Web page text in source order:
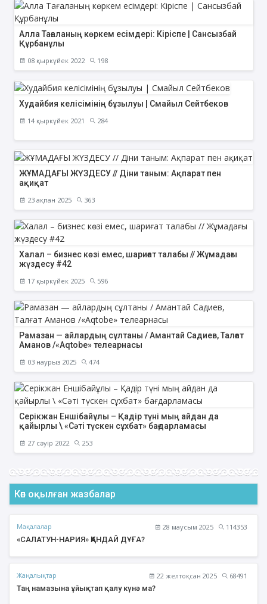
Алла Тағаланың көркем есімдері: Кіріспе | Сансызбай
Құрбанұлы
08 қыркүйек 2022 198
Худайбия келісімінің бұзылуы | Смайыл Сейтбеков
14 қыркүйек 2021 284
ЖҰМАДАҒЫ ЖҮЗДЕСУ // Діни таным: Ақпарат пен
ақиқат
23 ақпан 2025 363
Халал – бизнес көзі емес, шариғат талабы // Жұмадағы
жүздесу #42
17 қыркүйек 2025 596
Рамазан — айлардың сұлтаны / Амантай Садиев, Талғат
Аманов /«Аqtobe» телеарнасы
03 наурыз 2025 474
Серікжан Еншібайұлы – Қадір түні мың айдан да
қайырлы \ «Сәті түскен сұхбат» бағдарламасы
27 сәуір 2022 253
Көп оқылған жазбалар
Мақалалар 28 маусым 2025
114353
«САЛАТУН-НАРИЯ» ҚАНДАЙ ДҰҒА?
Жаңалықтар 22 желтоқсан 2025
68491
Таң намазына ұйықтап қалу күнә ма?